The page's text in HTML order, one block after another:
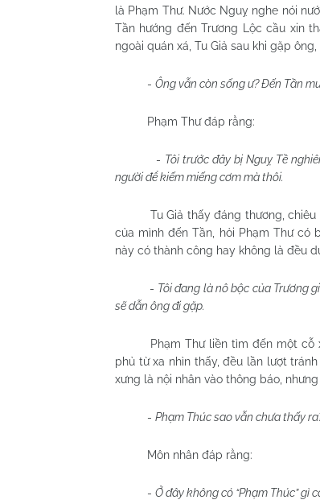
là Phạm Thư. Nước Nguỵ nghe nói
Tần hướng đến Trương Lộc cầu xin
ngoài quán xá, Tu Giả sau khi gặp
- Ông vẫn còn sống ư? Đến Tần
Phạm Thư đáp rằng:
- Tôi trước đây bị Nguỵ Tề
người để kiếm miếng cơm mà thôi.
Tu Giả thấy đáng thương,
của mình đến Tần, hỏi Phạm Thư có
này có thành công hay không là đều
- Tôi đang là nô bộc của Trương
sẽ dẫn ông đi gặp.
Phạm Thư liền tìm đến một cỗ
phủ từ xa nhìn thấy, đều lần lượt
xưng là nội nhân vào thông báo,
- Phạm Thúc sao vẫn chưa thấy
Môn nhân đáp rằng:
- Ở đây không có “Phạm Thúc” gì